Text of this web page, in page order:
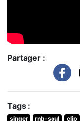
Partager :
Tags :
singer rnb-soul clip